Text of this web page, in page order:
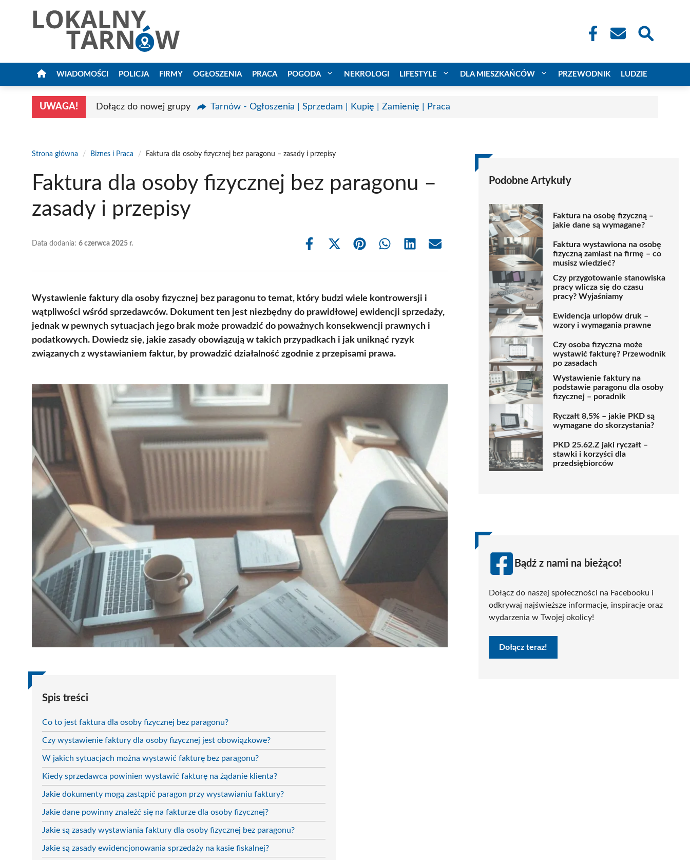
WIADOMOŚCI POLICJA FIRMY OGŁOSZENIA PRACA POGODA NEKROLOGI LIFESTYLE DLA MIESZKAŃCÓW PRZEWODNIK LUDZIE
UWAGA! Dołącz do nowej grupy Tarnów - Ogłoszenia | Sprzedam | Kupię | Zamienię | Praca
Strona główna / Biznes i Praca / Faktura dla osoby fizycznej bez paragonu – zasady i przepisy
Faktura dla osoby fizycznej bez paragonu –
zasady i przepisy
Data dodania: 6 czerwca 2025 r.
Share
Share
(Twitter)
Share Share Share Share
Wystawienie faktury dla osoby fizycznej bez paragonu to temat, który budzi wiele kontrowersji i
wątpliwości wśród sprzedawców. Dokument ten jest niezbędny do prawidłowej ewidencji sprzedaży,
jednak w pewnych sytuacjach jego brak może prowadzić do poważnych konsekwencji prawnych i
podatkowych. Dowiedz się, jakie zasady obowiązują w takich przypadkach i jak uniknąć ryzyk
związanych z wystawianiem faktur, by prowadzić działalność zgodnie z przepisami prawa.
Spis treści
Co to jest faktura dla osoby fizycznej bez paragonu?
Czy wystawienie faktury dla osoby fizycznej jest obowiązkowe?
W jakich sytuacjach można wystawić fakturę bez paragonu?
Kiedy sprzedawca powinien wystawić fakturę na żądanie klienta?
Jakie dokumenty mogą zastąpić paragon przy wystawianiu faktury?
Jakie dane powinny znaleźć się na fakturze dla osoby fizycznej?
Jakie są zasady wystawiania faktury dla osoby fizycznej bez paragonu?
Jakie są zasady ewidencjonowania sprzedaży na kasie fiskalnej?
Podobne Artykuły
Faktura na osobę fizyczną –
jakie dane są wymagane?
Faktura wystawiona na osobę
fizyczną zamiast na firmę – co
musisz wiedzieć?
Czy przygotowanie stanowiska
pracy wlicza się do czasu
pracy? Wyjaśniamy
Ewidencja urlopów druk –
wzory i wymagania prawne
Czy osoba fizyczna może
wystawić fakturę? Przewodnik
po zasadach
Wystawienie faktury na
podstawie paragonu dla osoby
fizycznej – poradnik
Ryczałt 8,5% – jakie PKD są
wymagane do skorzystania?
PKD 25.62.Z jaki ryczałt –
stawki i korzyści dla
przedsiębiorców
Bądź z nami na bieżąco!
Dołącz do naszej społeczności na Facebooku i
odkrywaj najświeższe informacje, inspiracje oraz
wydarzenia w Twojej okolicy!
Dołącz teraz!